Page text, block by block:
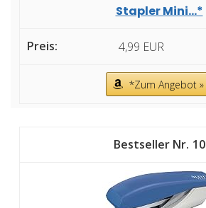
Stapler Mini...*
4,99 EUR
*Zum Angebot »
10